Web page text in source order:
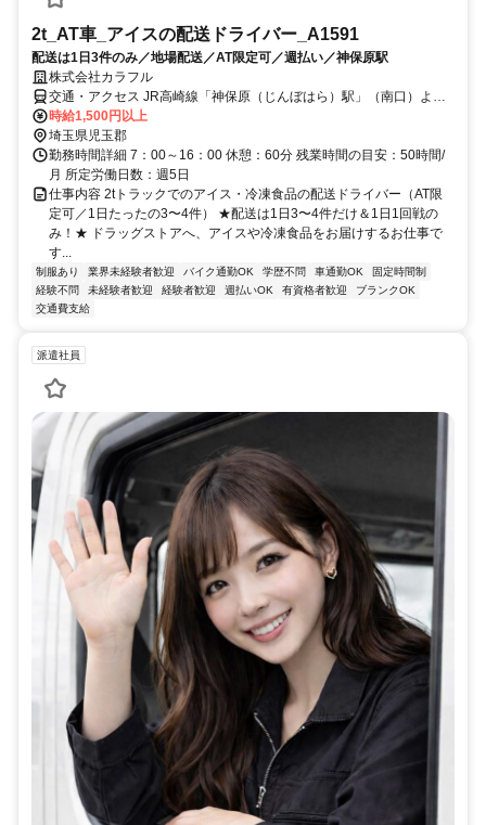
2t_AT車_アイスの配送ドライバー_A1591
配送は1日3件のみ／地場配送／AT限定可／週払い／神保原駅
株式会社カラフル
交通・アクセス JR高崎線「神保原（じんぼはら）駅」（南口）より
徒歩13分（約1.0km）
時給1,500円以上
埼玉県児玉郡
勤務時間詳細 7：00～16：00 休憩：60分 残業時間の目安：50時間/
月 所定労働日数：週5日
仕事内容 2tトラックでのアイス・冷凍食品の配送ドライバー（AT限
定可／1日たったの3〜4件） ★配送は1日3〜4件だけ＆1日1回戦の
み！★ ドラッグストアへ、アイスや冷凍食品をお届けするお仕事で
す...
制服あり 業界未経験者歓迎 バイク通勤OK 学歴不問 車通勤OK
固定時間制
経験不問
未経験者歓迎 経験者歓迎 週払いOK 有資格者歓迎
ブランクOK
交通費支給
派遣社員